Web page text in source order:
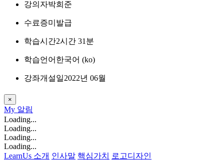
강의자박희준
수료증미발급
학습시간2시간 31분
학습언어 한국어 ‎(ko)‎
강좌개설일2022년 06월
×
My 알림
Loading...
Loading...
Loading...
Loading...
LearnUs 소개 인사말 핵심가치
로고디자인